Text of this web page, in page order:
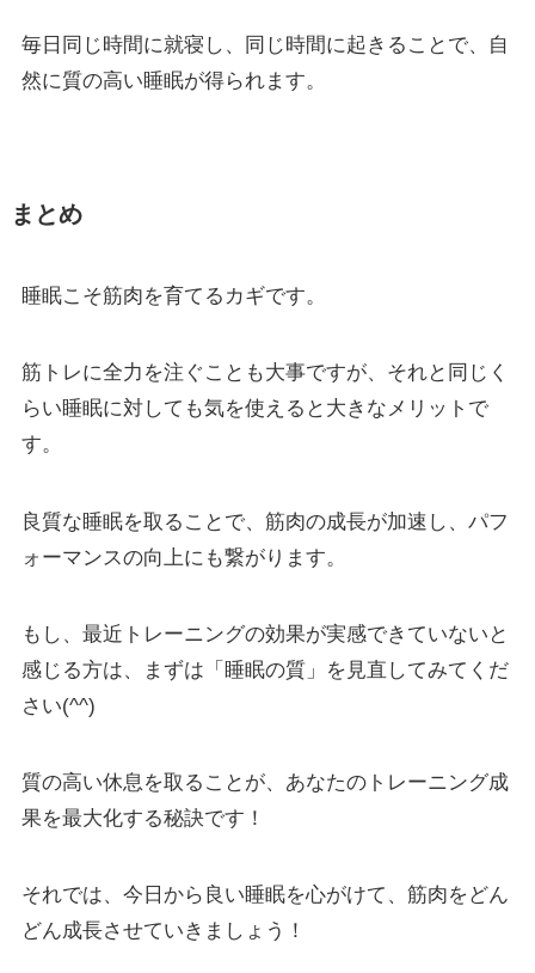
毎日同じ時間に就寝し、同じ時間に起きることで、自
然に質の高い睡眠が得られます。
まとめ
睡眠こそ筋肉を育てるカギです。
筋トレに全力を注ぐことも大事ですが、それと同じく
らい睡眠に対しても気を使えると大きなメリットで
す。
良質な睡眠を取ることで、筋肉の成長が加速し、パフ
ォーマンスの向上にも繋がります。
もし、最近トレーニングの効果が実感できていないと
感じる方は、まずは「睡眠の質」を見直してみてくだ
さい(^^)
質の高い休息を取ることが、あなたのトレーニング成
果を最大化する秘訣です！
それでは、今日から良い睡眠を心がけて、筋肉をどん
どん成長させていきましょう！